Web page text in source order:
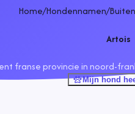
Home/Hondennamen/
Artois
franse provincie in noord-
Mijn hond